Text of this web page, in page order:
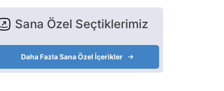
Sana Özel Seçtiklerimiz
Daha Fazla Sana Özel İçerikler